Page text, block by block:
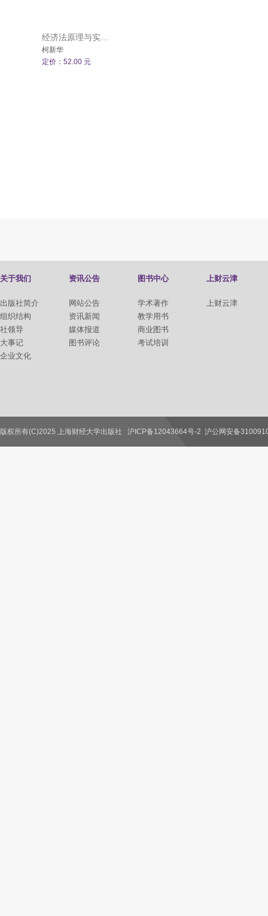
经济法原理与实...
柯新华
定价：52.00 元
关于我们
出版社简介
组织结构
社领导
大事记
企业文化
资讯公告
网站公告
资讯新闻
媒体报道
图书评论
图书中心
学术著作
教学用书
商业图书
考试培训
上财云津
上财云津
联系我们
版权所有(C)2025 上海财经大学出版社 沪ICP备12043664号-2 沪公网安备